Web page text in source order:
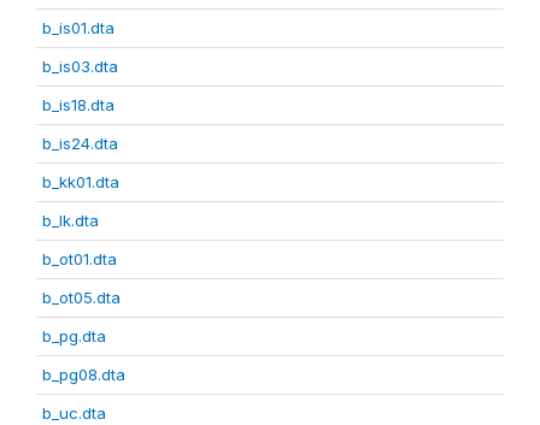
b_is01.dta
b_is03.dta
b_is18.dta
b_is24.dta
b_kk01.dta
b_lk.dta
b_ot01.dta
b_ot05.dta
b_pg.dta
b_pg08.dta
b_uc.dta